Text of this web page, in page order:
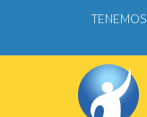
TENEMOS